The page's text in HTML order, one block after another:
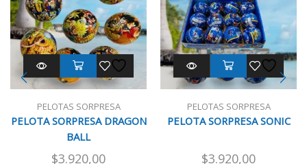
PELOTAS SORPRESA
PELOTA SORPRESA DRAGON
BALL
$3.920,00
PELOTAS SORPRESA
PELOTA SORPRESA SONIC
$3.920,00